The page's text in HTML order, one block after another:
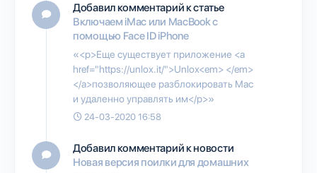
Добавил комментарий к статье
Включаем iMac или MacBook с
помощью Face ID iPhone
«<p>Еще существует приложение <a
href="https://unlox.it/">Unlox<em> </em>
</a>позволяющее разблокировать Mac
и удаленно управлять им</p>»
24-03-2020 16:58
Добавил комментарий к новости
Новая версия поилки для домашних